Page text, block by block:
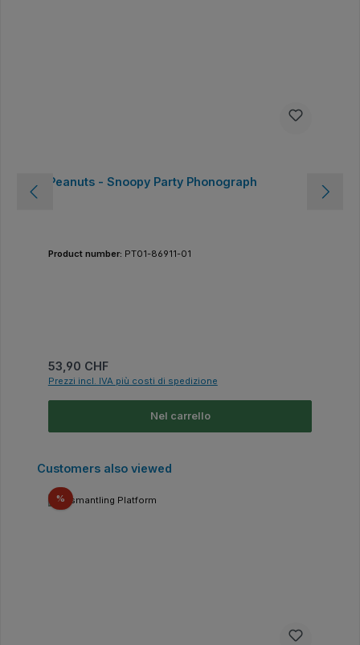
Peanuts - Snoopy Party Phonograph
Product number: PT01-86911-01
Prezzo normale:
53,90 CHF
Prezzi incl. IVA più costi di spedizione
Nel carrello
Salta la galleria dei prodotti
Customers also viewed
%Sconto